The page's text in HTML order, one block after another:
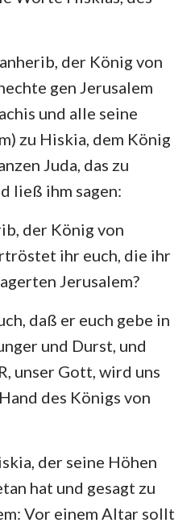
der König von
gen Jerusalem
und alle seine
zu Hiskia, dem König
Juda, das zu
ließ ihm sagen:
der König von
ihr euch, die ihr
Jerusalem?
daß er euch gebe in
und Durst, und
unser Gott, wird uns
des Königs von
der seine Höhen
hat und gesagt zu
Vor einem Altar sollt